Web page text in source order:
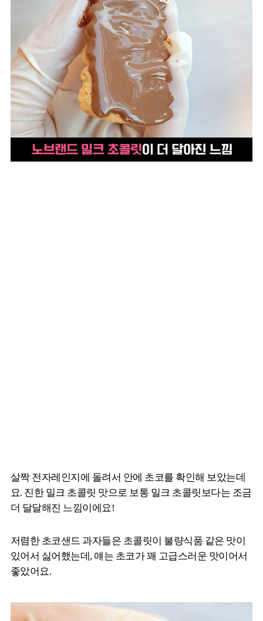
살짝 전자레인지에 돌려서 안에 초코를 확인해 보았는데
요. 진한 밀크 초콜릿 맛으로 보통 밀크 초콜릿보다는 조금
더 달달해진 느낌이에요!
저렴한 초코샌드 과자들은 초콜릿이 불량식품 같은 맛이
있어서 싫어했는데, 얘는 초코가 꽤 고급스러운 맛이어서
좋았어요.